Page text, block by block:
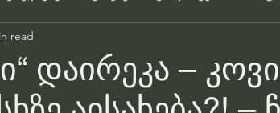
დაირეკა –
read